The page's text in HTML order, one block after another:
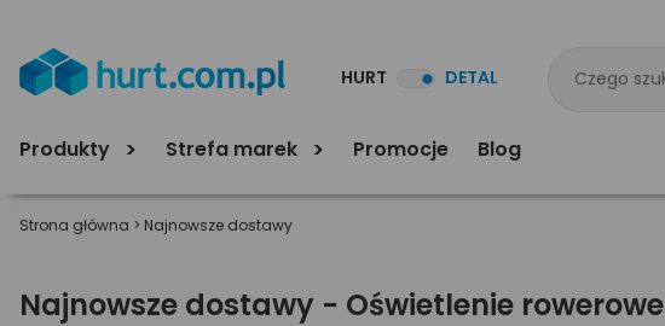
HURT DETAL
Produkty Strefa marek Promocje Blog
Strona główna > Najnowsze dostawy
Najnowsze dostawy - Oświetlenie rowerowe